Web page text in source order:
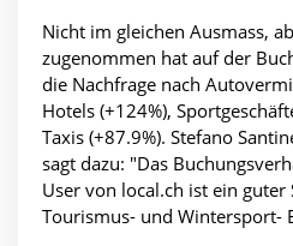
Nicht im gleichen Ausmass,
zugenommen hat auf der
die Nachfrage nach
Hotels (+124%),
Taxis (+87.9%). Stefano
sagt dazu: "Das
User von local.ch ist ein
Tourismus- und Wintersport-